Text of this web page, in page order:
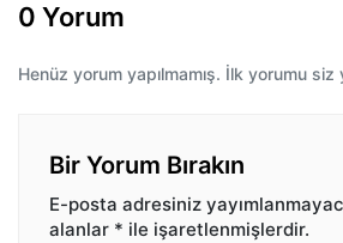
0 Yorum
Henüz yorum yapılmamış. İlk yorumu siz
Bir Yorum Bırakın
E-posta adresiniz
alanlar * ile işaretlenmişlerdir.